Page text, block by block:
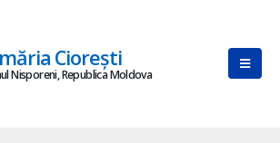
Ciorești
Nisporeni, Republica Moldova